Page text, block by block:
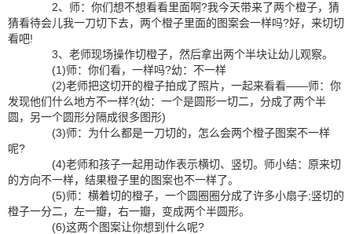
2、师：你们想不想看看里面啊?我今天带来了两个橙子，猜
猜看待会儿我一刀切下去，两个橙子里面的图案会一样吗?好，来切切
看吧!
3、老师现场操作切橙子，然后拿出两个半块让幼儿观察。
(1)师：你们看，一样吗?幼：不一样
(2)老师把这切开的橙子拍成了照片，一起来看看——师：你
发现他们什么地方不一样?(幼：一个是圆形一切二，分成了两个半
圆，另一个圆形分隔成很多图形)
(3)师：为什么都是一刀切的，怎么会两个橙子图案不一样
呢?
(4)老师和孩子一起用动作表示横切、竖切。师小结：原来切
的方向不一样，结果橙子里的图案也不一样了。
(5)师：横着切的橙子，一个圆圈圈分成了许多小扇子;竖切的
橙子一分二，左一瓣，右一瓣，变成两个半圆形。
(6)这两个图案让你想到什么呢?